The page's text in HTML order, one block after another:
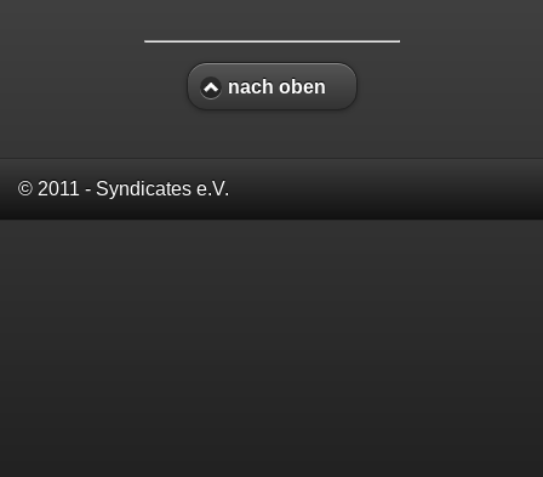
nach oben
© 2011 - Syndicates e.V.